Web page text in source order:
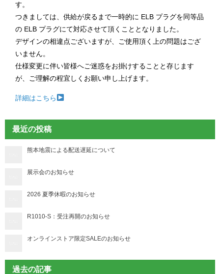
す。
つきましては、供給が戻るまで一時的に ELB プラグを同等品
の ELB プラグにて対応させて頂くこととなりました。
デザインの相違点ございますが、ご使用頂く上の問題はござ
いません。
仕様変更に伴い皆様へご迷惑をお掛けすることと存じます
が、ご理解の程宜しくお願い申し上げます。
詳細はこちら
最近の投稿
熊本地震による配送遅延について
展示会のお知らせ
2026 夏季休暇のお知らせ
R1010-S：受注再開のお知らせ
オンラインストア限定SALEのお知らせ
過去の記事